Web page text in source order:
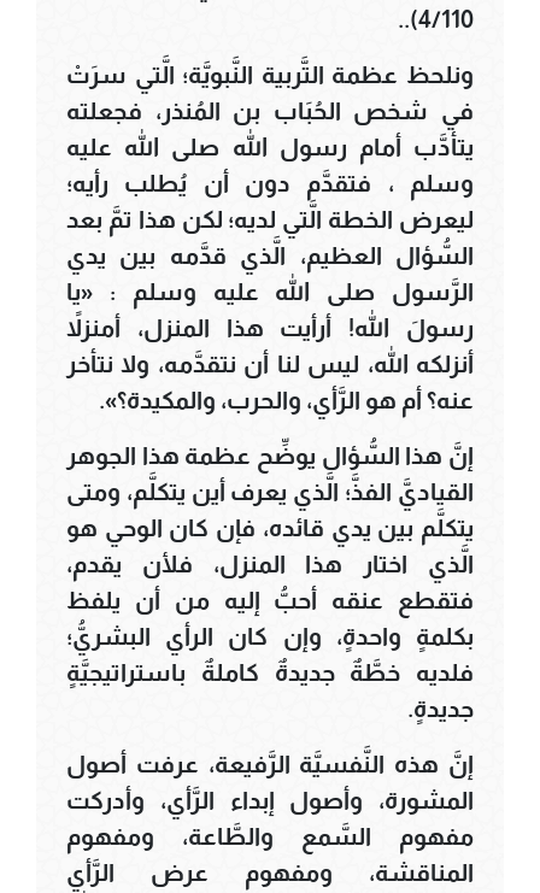
4/110)..
ونلحظ عظمة التَّربية النَّبويَّة؛ الَّتي سرَتْ
في شخص الحُبَاب بن المُنذر، فجعلته
يتأدَّب أمام رسول الله صلى الله عليه
وسلم ، فتقدَّم دون أن يُطلب رأيه؛
ليعرض الخطة الَّتي لديه؛ لكن هذا تمَّ بعد
السُّؤال العظيم، الَّذي قدَّمه بين يدي
الرَّسول صلى الله عليه وسلم : «يا
رسولَ الله! أرأيت هذا المنزل، أمنزلاً
أنزلكه الله، ليس لنا أن نتقدَّمه، ولا نتأخر
عنه؟ أم هو الرَّأي، والحرب، والمكيدة؟».
إنَّ هذا السُّؤال يوضِّح عظمة هذا الجوهر
القياديَّ الفذَّ؛ الَّذي يعرف أين يتكلَّم، ومتى
يتكلَّم بين يدي قائده، فإن كان الوحي هو
الَّذي اختار هذا المنزل، فلأن يقدم،
فتقطع عنقه أحبُّ إليه من أن يلفظ
بكلمةٍ واحدةٍ، وإن كان الرأي البشريُّ؛
فلديه خطَّةٌ جديدةٌ كاملةٌ باستراتيجيَّةٍ
جديدةٍ.
إنَّ هذه النَّفسيَّة الرَّفيعة، عرفت أصول
المشورة، وأصول إبداء الرَّأي، وأدركت
مفهوم السَّمع والطَّاعة، ومفهوم
المناقشة، ومفهوم عرض الرَّأي